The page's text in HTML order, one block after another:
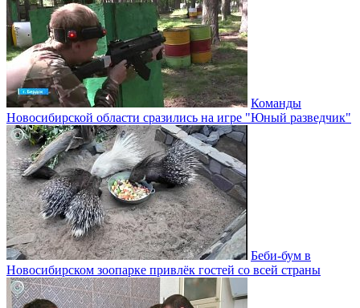
Команды
Новосибирской области сразились на игре "Юный разведчик"
Беби-бум в
Новосибирском зоопарке привлёк гостей со всей страны